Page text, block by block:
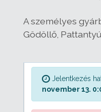
A személyes
Gödöllő,
Jelentkezés
november 13.